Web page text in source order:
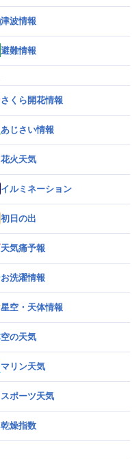
津波情報
避難情報
さくら開花情報
あじさい情報
花火天気
イルミネーション
初日の出
天気痛予報
お洗濯情報
星空・天体情報
空の天気
マリン天気
スポーツ天気
乾燥指数